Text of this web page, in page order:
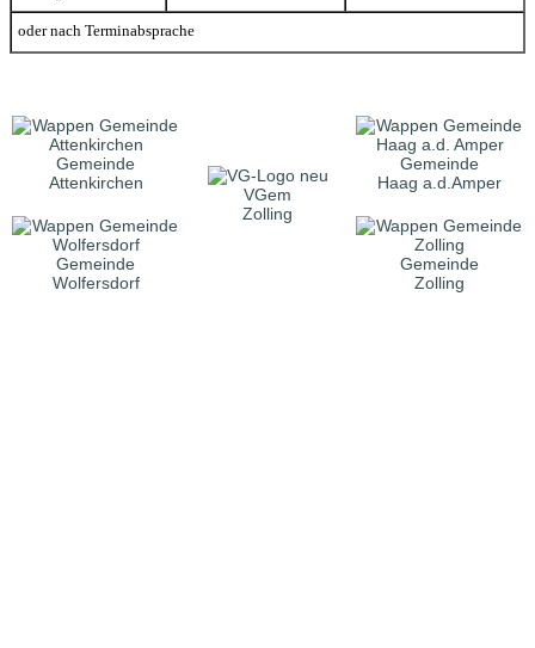
oder nach Terminabsprache
Gemeinde
Attenkirchen
VGem
Zolling
Gemeinde
Haag a.d.Amper
Gemeinde
Wolfersdorf
Gemeinde
Zolling